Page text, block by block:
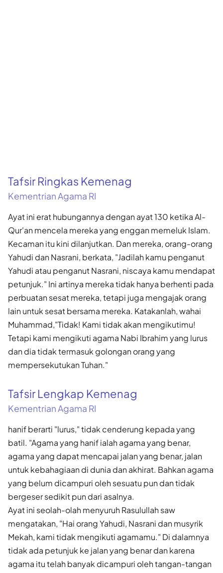
Tafsir Ringkas Kemenag
Kementrian Agama RI
Ayat ini erat hubungannya dengan ayat 130 ketika Al-
Qur'an mencela mereka yang enggan memeluk Islam.
Kecaman itu kini dilanjutkan. Dan mereka, orang-orang
Yahudi dan Nasrani, berkata, "Jadilah kamu penganut
Yahudi atau penganut Nasrani, niscaya kamu mendapat
petunjuk." Ini artinya mereka tidak hanya berhenti pada
perbuatan sesat mereka, tetapi juga mengajak orang
lain untuk sesat bersama mereka. Katakanlah, wahai
Muhammad,"Tidak! Kami tidak akan mengikutimu!
Tetapi kami mengikuti agama Nabi Ibrahim yang lurus
dan dia tidak termasuk golongan orang yang
mempersekutukan Tuhan."
Tafsir Lengkap Kemenag
Kementrian Agama RI
hanif berarti "lurus," tidak cenderung kepada yang
batil. "Agama yang hanif ialah agama yang benar,
agama yang dapat mencapai jalan yang benar, jalan
untuk kebahagiaan di dunia dan akhirat. Bahkan agama
yang belum dicampuri oleh sesuatu pun dan tidak
bergeser sedikit pun dari asalnya.
Ayat ini seolah-olah menyuruh Rasulullah saw
mengatakan, "Hai orang Yahudi, Nasrani dan musyrik
Mekah, kami tidak mengikuti agamamu." Di dalamnya
tidak ada petunjuk ke jalan yang benar dan karena
agama itu telah banyak dicampuri oleh tangan-tangan